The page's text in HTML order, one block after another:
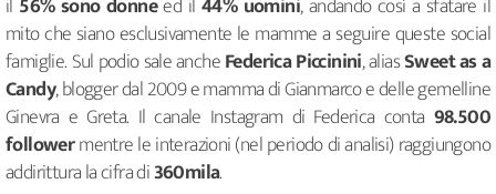
il 56% sono donneed il 44% uomini, andando così a sfatare il
mito che siano esclusivamente le mamme a seguire queste social
famiglie. Sul podio sale ancheFederica Piccinini, aliasSweet as a
Candy, blogger dal 2009 e mamma di Gianmarco e delle gemelline
Ginevra e Greta. Il canale Instagram di Federica conta 98.500
followermentre le interazioni (nel periodo di analisi) raggiungono
addirittura la cifra di360mila.